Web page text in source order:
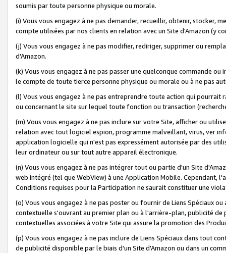
soumis par toute personne physique ou morale.
(i) Vous vous engagez à ne pas demander, recueillir, obtenir, stocker,
compte utilisées par nos clients en relation avec un Site d'Amazon (y
(j) Vous vous engagez à ne pas modifier, rediriger, supprimer ou
d'Amazon.
(k) Vous vous engagez à ne pas passer une quelconque commande
le compte de toute tierce personne physique ou morale ou à ne pas
(l) Vous vous engagez à ne pas entreprendre toute action qui
ou concernant le site sur lequel toute fonction ou transaction
(m) Vous vous engagez à ne pas inclure sur votre Site, afficher ou
relation avec tout logiciel espion, programme malveillant, virus, ver
application logicielle qui n'est pas expressément autorisée par des
leur ordinateur ou sur tout autre appareil électronique.
(n) Vous vous engagez à ne pas intégrer tout ou partie d'un Site
web intégré (tel que WebView) à une Application Mobile. Cependant,
Conditions requises pour la Participation ne saurait constituer une
(o) Vous vous engagez à ne pas poster ou fournir de Liens Spéciaux
contextuelle s'ouvrant au premier plan ou à l'arrière-plan, publicité
contextuelles associées à votre Site qui assure la promotion des
(p) Vous vous engagez à ne pas inclure de Liens Spéciaux dans tout
de publicité disponible par le biais d'un Site d'Amazon ou dans un